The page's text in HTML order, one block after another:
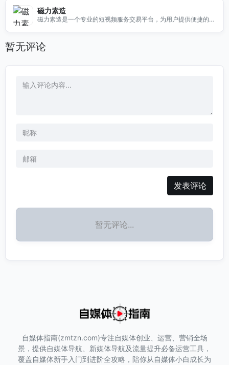
磁力素造
磁力素造是一个专业的短视频服务交易平台，为用户提供便捷的短
暂无评论
发表评论
暂无评论...
自媒体指南(zmtzn.com)专注自媒体创业、运营、营销全场
景，提供自媒体导航、新媒体导航及流量提升必备运营工具，
覆盖自媒体新手入门到进阶全攻略，陪你从自媒体小白成长为